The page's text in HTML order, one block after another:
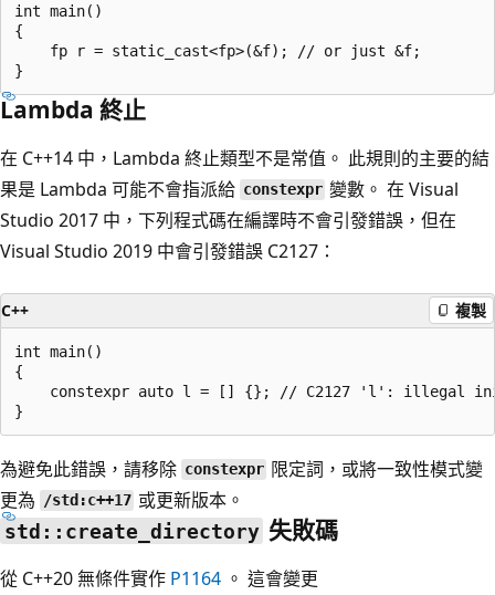
int main()
{
    fp r = static_cast<fp>(&f); // or just &f;
Lambda 終止
在 C++14 中，Lambda 終止類型不是常值。 此規則的主要的結
果是 Lambda 可能不會指派給 constexpr 變數。 在 Visual
Studio 2017 中，下列程式碼在編譯時不會引發錯誤，但在
Visual Studio 2019 中會引發錯誤 C2127：
C++ 複製
int main()
{
constexpr auto l = [] {}; // C2127 'l': illegal
為避免此錯誤，請移除 constexpr 限定詞，或將一致性模式變
更為 /std:c++17 或更新版本。
std::create_directory 失敗碼
從 C++20 無條件實作 P1164 。 這會變更